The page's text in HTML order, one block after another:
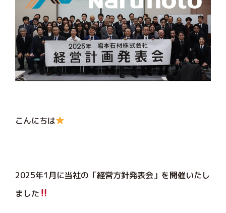
こんにちは
2025年1月に当社の「経営方針発表会」を開催いたし
ました